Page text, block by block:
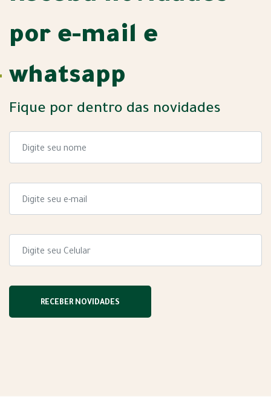
por e-mail e
whatsapp
Fique por dentro das novidades